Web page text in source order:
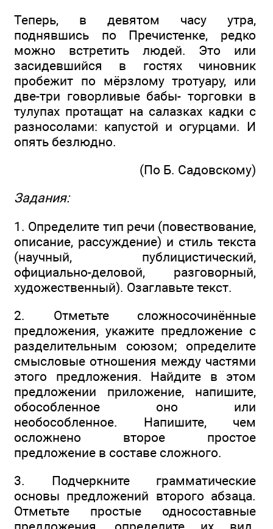
Теперь, в девятом часу утра,
поднявшись по Пречистенке, редко
можно встретить людей. Это или
засидевшийся в гостях чиновник
пробежит по мёрзлому тротуару, или
две-три говорливые бабы- торговки в
тулупах протащат на салазках кадки с
разносолами: капустой и огурцами. И
опять безлюдно.
(По Б. Садовскому)
Задания:
1. Определите тип речи (повествование,
описание, рассуждение) и стиль текста
(научный, публицистический,
официально-деловой, разговорный,
художественный). Озаглавьте текст.
2. Отметьте сложносочинённые
предложения, укажите предложение с
разделительным союзом; определите
смысловые отношения между частями
этого предложения. Найдите в этом
предложении приложение, напишите,
обособленное оно или
необособленное. Напишите, чем
осложнено второе простое
предложение в составе сложного.
3. Подчеркните грамматические
основы предложений второго абзаца.
Отметьте простые односоставные